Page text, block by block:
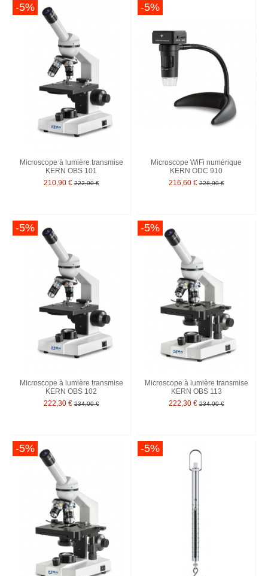
-5%
Microscope à lumière transmise
KERN OBS 101
210,90 € 222,00 €
-5%
Microscope WiFi numérique
KERN ODC 910
216,60 € 228,00 €
-5%
Microscope à lumière transmise
KERN OBS 102
222,30 € 234,00 €
-5%
Microscope à lumière transmise
KERN OBS 113
222,30 € 234,00 €
-5% -5%